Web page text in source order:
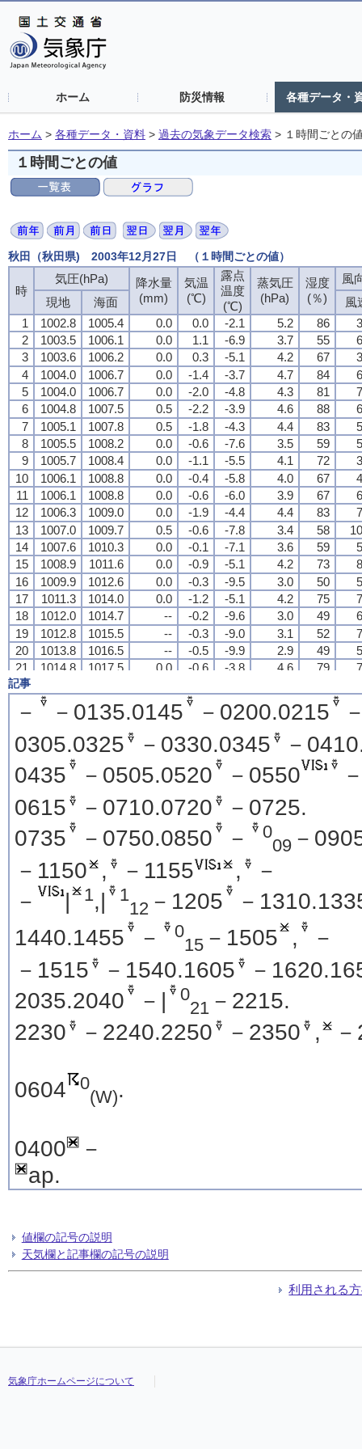
ホーム 防災情報 各種データ・
ホーム > 各種データ・資料 > 過去の気象データ検索 > １時間ごとの
１時間ごとの値
秋田（秋田県) 2003年12月27日 （１時間ごとの値）
時
気圧(hPa)
降水量
(mm)
気温
(℃)
露点
温度
(℃)
蒸気圧
(hPa)
湿度
(％)
風
現地
海面
風
1
1002.8 1005.4 0.0 0.0 -2.1 5.2 86
2
1003.5 1006.1 0.0 1.1 -6.9 3.7 55
3
1003.6 1006.2 0.0 0.3 -5.1 4.2 67
4
1004.0 1006.7 0.0 -1.4 -3.7 4.7 84
5
1004.0 1006.7 0.0 -2.0 -4.8 4.3 81
6
1004.8 1007.5 0.5 -2.2 -3.9 4.6 88
7
1005.1 1007.8 0.5 -1.8 -4.3 4.4 83
8
1005.5 1008.2 0.0 -0.6 -7.6 3.5 59
9
1005.7 1008.4 0.0 -1.1 -5.5 4.1 72
10
1006.1 1008.8 0.0 -0.4 -5.8 4.0 67
11
1006.1 1008.8 0.0 -0.6 -6.0 3.9 67
12
1006.3 1009.0 0.0 -1.9 -4.4 4.4 83
13
1007.0 1009.7 0.5 -0.6 -7.8 3.4 58
14
1007.6 1010.3 0.0 -0.1 -7.1 3.6 59
15
1008.9 1011.6 0.0 -0.9 -5.1 4.2 73
16
1009.9 1012.6 0.0 -0.3 -9.5 3.0 50
17
1011.3 1014.0 0.0 -1.2 -5.1 4.2 75
18
1012.0 1014.7 -- -0.2 -9.6 3.0 49
19
1012.8 1015.5 -- -0.3 -9.0 3.1 52
20
1013.8 1016.5 -- -0.5 -9.9 2.9 49
21
1014.8 1017.5 0.0 -0.6 -3.8 4.6 79
22
1015.5 1018.2 0.0 0.2 -5.8 4.0 64
1015.9 1018.6 0.5 -2.8 5.0 86
時
気圧(hPa)
降水量
(mm)
気温
(℃)
露点
温度
(℃)
蒸気圧
(hPa)
湿度
(％)
風
現地
海面
風
1
1002.8 1005.4 0.0 0.0 -2.1 5.2 86
2
1003.5 1006.1 0.0 1.1 -6.9 3.7 55
3
1003.6 1006.2 0.0 0.3 -5.1 4.2 67
4
1004.0 1006.7 0.0 -1.4 -3.7 4.7 84
5
1004.0 1006.7 0.0 -2.0 -4.8 4.3 81
6
1004.8 1007.5 0.5 -2.2 -3.9 4.6 88
7
1005.1 1007.8 0.5 -1.8 -4.3 4.4 83
8
1005.5 1008.2 0.0 -0.6 -7.6 3.5 59
9
1005.7 1008.4 0.0 -1.1 -5.5 4.1 72
10
1006.1 1008.8 0.0 -0.4 -5.8 4.0 67
11
1006.1 1008.8 0.0 -0.6 -6.0 3.9 67
12
1006.3 1009.0 0.0 -1.9 -4.4 4.4 83
13
1007.0 1009.7 0.5 -0.6 -7.8 3.4 58
14
1007.6 1010.3 0.0 -0.1 -7.1 3.6 59
15
1008.9 1011.6 0.0 -0.9 -5.1 4.2 73
16
1009.9 1012.6 0.0 -0.3 -9.5 3.0 50
17
1011.3 1014.0 0.0 -1.2 -5.1 4.2 75
18
1012.0 1014.7 -- -0.2 -9.6 3.0 49
19
1012.8 1015.5 -- -0.3 -9.0 3.1 52
20
1013.8 1016.5 -- -0.5 -9.9 2.9 49
21
1014.8 1017.5 0.0 -0.6 -3.8 4.6 79
22
1015.5 1018.2 0.0 0.2 -5.8 4.0 64
1015.9 1018.6 0.5 -2.8 5.0 86
時
気圧(hPa)
降水量
(mm)
気温
(℃)
露点
温度
(℃)
蒸気圧
(hPa)
湿度
(％)
風
現地
海面
風
1
1002.8 1005.4 0.0 0.0 -2.1 5.2 86
2
1003.5 1006.1 0.0 1.1 -6.9 3.7 55
3
1003.6 1006.2 0.0 0.3 -5.1 4.2 67
4
1004.0 1006.7 0.0 -1.4 -3.7 4.7 84
5
1004.0 1006.7 0.0 -2.0 -4.8 4.3 81
6
1004.8 1007.5 0.5 -2.2 -3.9 4.6 88
7
1005.1 1007.8 0.5 -1.8 -4.3 4.4 83
8
1005.5 1008.2 0.0 -0.6 -7.6 3.5 59
9
1005.7 1008.4 0.0 -1.1 -5.5 4.1 72
10
1006.1 1008.8 0.0 -0.4 -5.8 4.0 67
11
1006.1 1008.8 0.0 -0.6 -6.0 3.9 67
12
1006.3 1009.0 0.0 -1.9 -4.4 4.4 83
13
1007.0 1009.7 0.5 -0.6 -7.8 3.4 58
14
1007.6 1010.3 0.0 -0.1 -7.1 3.6 59
15
1008.9 1011.6 0.0 -0.9 -5.1 4.2 73
16
1009.9 1012.6 0.0 -0.3 -9.5 3.0 50
17
1011.3 1014.0 0.0 -1.2 -5.1 4.2 75
18
1012.0 1014.7 -- -0.2 -9.6 3.0 49
19
1012.8 1015.5 -- -0.3 -9.0 3.1 52
20
1013.8 1016.5 -- -0.5 -9.9 2.9 49
21
1014.8 1017.5 0.0 -0.6 -3.8 4.6 79
22
1015.5 1018.2 0.0 0.2 -5.8 4.0 64
1015.9 1018.6 0.5 -2.8 5.0 86
時
気圧(hPa)
降水量
(mm)
気温
(℃)
露点
温度
(℃)
蒸気圧
(hPa)
湿度
(％)
風
現地
海面
風
1
1002.8 1005.4 0.0 0.0 -2.1 5.2 86
2
1003.5 1006.1 0.0 1.1 -6.9 3.7 55
3
1003.6 1006.2 0.0 0.3 -5.1 4.2 67
4
1004.0 1006.7 0.0 -1.4 -3.7 4.7 84
5
1004.0 1006.7 0.0 -2.0 -4.8 4.3 81
6
1004.8 1007.5 0.5 -2.2 -3.9 4.6 88
7
1005.1 1007.8 0.5 -1.8 -4.3 4.4 83
8
1005.5 1008.2 0.0 -0.6 -7.6 3.5 59
9
1005.7 1008.4 0.0 -1.1 -5.5 4.1 72
10
1006.1 1008.8 0.0 -0.4 -5.8 4.0 67
11
1006.1 1008.8 0.0 -0.6 -6.0 3.9 67
12
1006.3 1009.0 0.0 -1.9 -4.4 4.4 83
13
1007.0 1009.7 0.5 -0.6 -7.8 3.4 58
14
1007.6 1010.3 0.0 -0.1 -7.1 3.6 59
15
1008.9 1011.6 0.0 -0.9 -5.1 4.2 73
16
1009.9 1012.6 0.0 -0.3 -9.5 3.0 50
17
1011.3 1014.0 0.0 -1.2 -5.1 4.2 75
18
1012.0 1014.7 -- -0.2 -9.6 3.0 49
19
1012.8 1015.5 -- -0.3 -9.0 3.1 52
20
1013.8 1016.5 -- -0.5 -9.9 2.9 49
21
1014.8 1017.5 0.0 -0.6 -3.8 4.6 79
22
1015.5 1018.2 0.0 0.2 -5.8 4.0 64
1015.9 1018.6 0.5 -2.8 5.0 86
記事
－ －0135.0145 －0200.0215
0305.0325
－0330.0345
－
0435
－0505.0520 －0550
0615
－0710.0720
－0725.
0735
－0750.0850 － 0
09－
－1150
, －1155 ,
－
－
| 1,| 1
12 －1205
－
1440.1455
－ 0
15 －1505 ,
－
－1515
－1540.1605
－
2035.2040
－| 0
21 －2215.
2230
－2240.2250 －2350 ,
0604 0
(W).
0400
－
ap.
値欄の記号の説明
天気欄と記事欄の記号の説明
利用される
気象庁ホームページについて